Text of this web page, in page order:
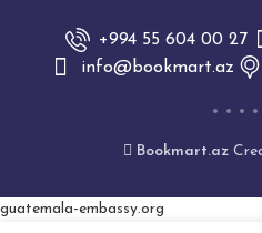
+994 55 604 00 27
info@bookmart.az
Bookmart.az
guatemala-embassy.org